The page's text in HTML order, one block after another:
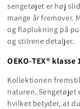
sengetøjet er høj
mange år fremover.
og flaplukning på
og stilrene detaljer.
OEKO-TEX®
Kollektionen
naturen. Sengetøjet
hvilket betyder, at